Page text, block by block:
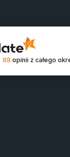
88 opinii z całego